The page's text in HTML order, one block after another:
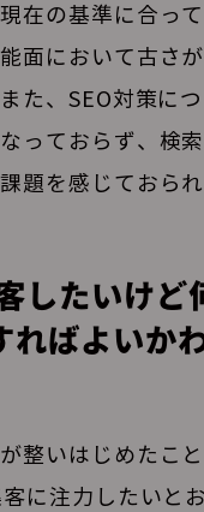
在の基準に合って
面において古さ
た、SEO対策に
っておらず、検
題を感じておられ
したいけど
ればよいか
整いはじめたこ
に注力したいと